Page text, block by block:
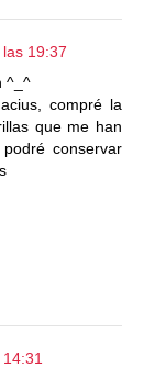
19:37
^_^
compré la
que me han
conservar